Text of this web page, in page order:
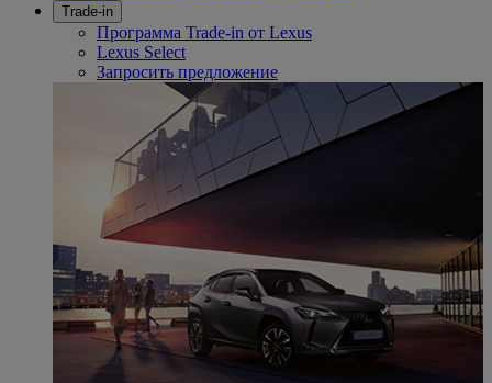
Trade-in
Программа Trade-in от Lexus
Lexus Select
Запросить предложение